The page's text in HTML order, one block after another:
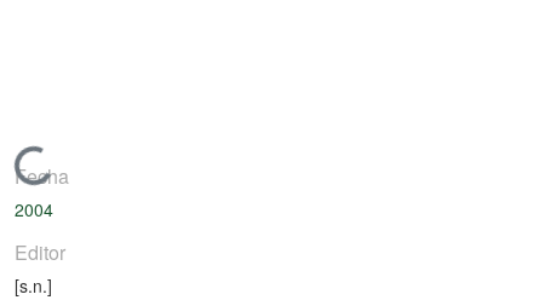
Cargando...
Fecha
2004
Editor
[s.n.]